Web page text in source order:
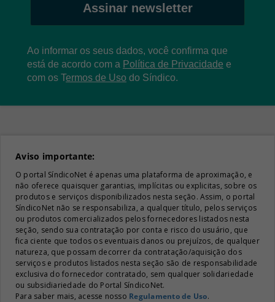
Assinar newsletter
Ao informar os seus dados, você confirma que
está de acordo com a Política de Privacidade e
com os Termos de Uso do Síndico.
Aviso importante:
O portal SíndicoNet é apenas uma plataforma de aproximação, e
não oferece quaisquer garantias, implícitas ou explicitas, sobre os
produtos e serviços disponibilizados nesta seção. Assim, o portal
SíndicoNet não se responsabiliza, a qualquer título, pelos serviços
ou produtos comercializados pelos fornecedores listados nesta
seção, sendo sua contratação por conta e risco do usuário, que
fica ciente que todos os eventuais danos ou prejuízos, de qualquer
natureza, que possam decorrer da contratação/aquisição dos
serviços e produtos listados nesta seção são de responsabilidade
exclusiva do fornecedor contratado, sem qualquer solidariedade
ou subsidiariedade do Portal SíndicoNet.
Para saber mais, acesse nosso Regulamento de Uso.